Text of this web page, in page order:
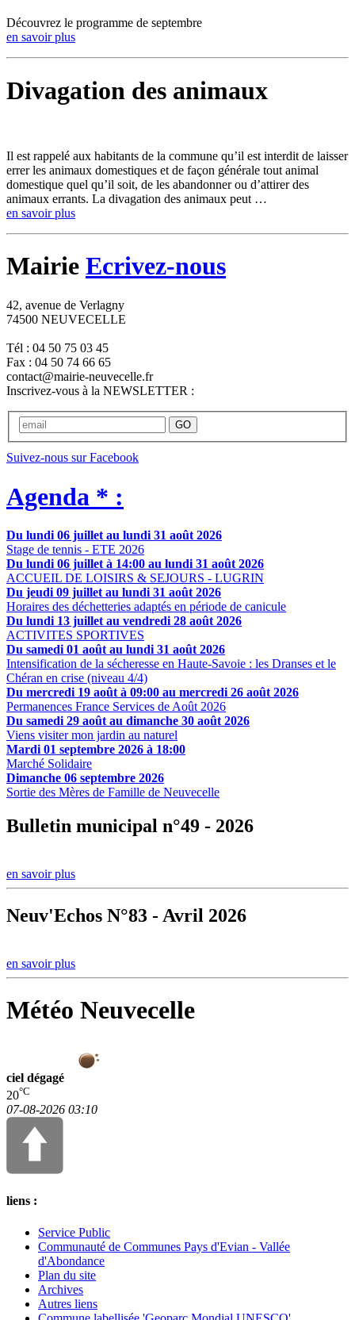
Découvrez le programme de septembre
en savoir plus
Divagation des animaux
Il est rappelé aux habitants de la commune qu’il est interdit de laisser
errer les animaux domestiques et de façon générale tout animal
domestique quel qu’il soit, de les abandonner ou d’attirer des
animaux errants. La divagation des animaux peut …
en savoir plus
Mairie Ecrivez-nous
42, avenue de Verlagny
74500 NEUVECELLE
Tél : 04 50 75 03 45
Fax : 04 50 74 66 65
contact@mairie-neuvecelle.fr
Inscrivez-vous à la NEWSLETTER :
GO
Suivez-nous sur Facebook
Agenda * :
Du lundi 06 juillet au lundi 31 août 2026
Stage de tennis - ETE 2026
Du lundi 06 juillet à 14:00 au lundi 31 août 2026
ACCUEIL DE LOISIRS & SEJOURS - LUGRIN
Du jeudi 09 juillet au lundi 31 août 2026
Horaires des déchetteries adaptés en période de canicule
Du lundi 13 juillet au vendredi 28 août 2026
ACTIVITES SPORTIVES
Du samedi 01 août au lundi 31 août 2026
Intensification de la sécheresse en Haute-Savoie : les Dranses et le
Chéran en crise (niveau 4/4)
Du mercredi 19 août à 09:00 au mercredi 26 août 2026
Permanences France Services de Août 2026
Du samedi 29 août au dimanche 30 août 2026
Viens visiter mon jardin au naturel
Mardi 01 septembre 2026 à 18:00
Marché Solidaire
Dimanche 06 septembre 2026
Sortie des Mères de Famille de Neuvecelle
Bulletin municipal n°49 - 2026
en savoir plus
Neuv'Echos N°83 - Avril 2026
en savoir plus
Météo Neuvecelle
ciel dégagé
20°C
07-08-2026 03:10
liens :
Service Public
Communauté de Communes Pays d'Evian - Vallée
d'Abondance
Plan du site
Archives
Autres liens